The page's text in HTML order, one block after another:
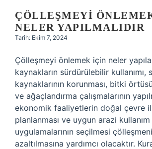
ÇÖLLEŞMEYI
NELER YAPILMALIDIR
Tarih: Ekim 7, 2024
Çölleşmeyi önlemek için neler
kaynakların sürdürülebilir kullanımı,
kaynaklarının korunması, bitki
ve ağaçlandırma çalışmalarının
ekonomik faaliyetlerin doğal çevre
planlanması ve uygun arazi kullanım
uygulamalarının seçilmesi
azaltılmasına yardımcı olacaktır.